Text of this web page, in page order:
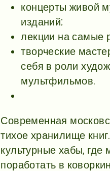
концерты живой
изданий;
лекции на самые
творческие
себя в роли
мультфильмов.
Современная
тихое хранилище
культурные хабы,
поработать в